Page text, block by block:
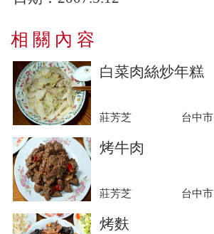
相 關 內 容
白菜肉絲炒年糕
莊芳芝 台中市
烤牛肉
莊芳芝 台中市
烤麩